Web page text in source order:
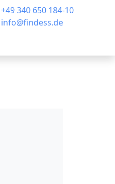
+49 340 650 184-10
info@findess.de